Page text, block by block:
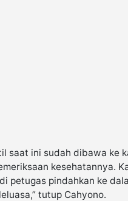
saat ini sudah dibawa ke
kesehatannya.
petugas pindahkan ke
tutup Cahyono.